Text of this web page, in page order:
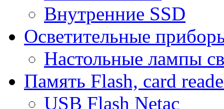
Внутренние SSD
Осветительные
Настольные лампы
Память Flash, card
USB Flash Netac